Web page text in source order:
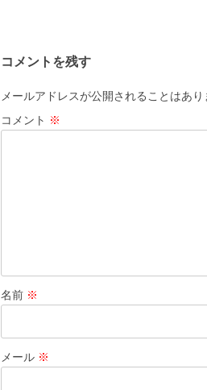
ゲ
ー
シ
ョ
コメントを残す
メールアドレスが公開されることはあ
コメント ※
名前 ※
メール ※